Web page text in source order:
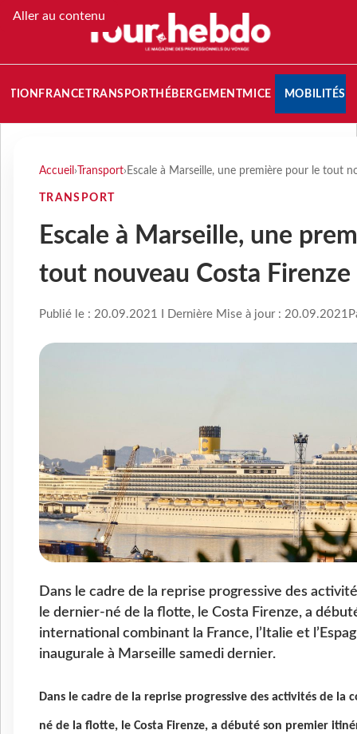
Aller au contenu
FRANCETRANSPORT HÉBERGEMENTMICE MOBILITÉS
Accueil › Transport› Escale à Marseille, une première pour le tout
TRANSPORT
Escale à Marseille, une
tout nouveau Costa Firenze
Publié le : 20.09.2021 I Dernière Mise à jour : 20.09.2021
Dans le cadre de la reprise progressive des
le dernier-né de la flotte, le Costa Firenze, a
international combinant la France, l’Italie et
inaugurale à Marseille samedi dernier.
Dans le cadre de la reprise progressive des activités de la
né de la flotte, le Costa Firenze, a débuté son premier